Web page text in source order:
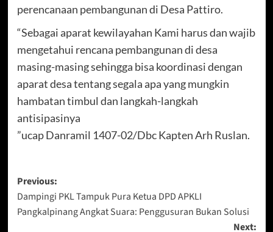
perencanaan pembangunan di Desa Pattiro.
“Sebagai aparat kewilayahan Kami harus dan wajib
mengetahui rencana pembangunan di desa
masing-masing sehingga bisa koordinasi dengan
aparat desa tentang segala apa yang mungkin
hambatan timbul dan langkah-langkah
antisipasinya
”ucap Danramil 1407-02/Dbc Kapten Arh Ruslan.
Post
navigation
Previous:
Dampingi PKL Tampuk Pura Ketua DPD APKLI
Pangkalpinang Angkat Suara: Penggusuran Bukan Solusi
Next: